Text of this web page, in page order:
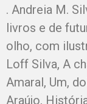
. Andreia M.
livros e de
olho, com
Loff Silva, A
Amaral, Um,
Araújo,